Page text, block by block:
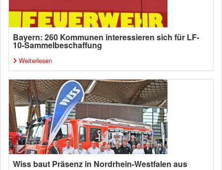
Bayern: 260 Kommunen interessieren sich für LF-
10-Sammelbeschaffung
Weiterlesen
Wiss baut Präsenz in Nordrhein-Westfalen aus